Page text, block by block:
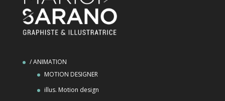
/ ANIMATION
MOTION DESIGNER
illus. Motion design